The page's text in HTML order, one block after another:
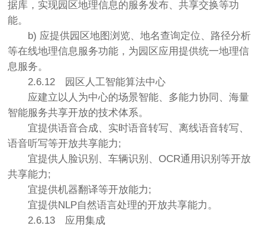
据库，实现园区地理信息的服务发布、共享交换等功
能。
b) 应提供园区地图浏览、地名查询定位、路径分析
等在线地理信息服务功能，为园区应用提供统一地理信
息服务。
2.6.12 园区人工智能算法中心
应建立以人为中心的场景智能、多能力协同、海量
智能服务共享开放的技术体系。
宜提供语音合成、实时语音转写、离线语音转写、
语音听写等开放共享能力;
宜提供人脸识别、车辆识别、OCR通用识别等开放
共享能力;
宜提供机器翻译等开放能力;
宜提供NLP自然语言处理的开放共享能力。
2.6.13 应用集成